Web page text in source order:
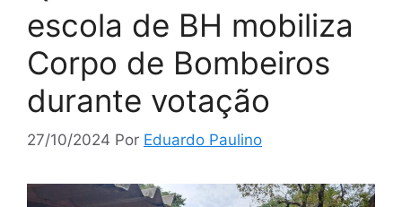
escola de BH mobiliza
Corpo de Bombeiros
durante votação
27/10/2024 Por Eduardo Paulino